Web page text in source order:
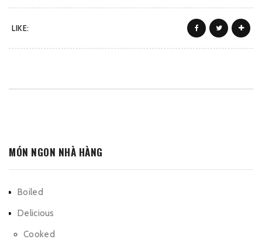
LIKE:
MÓN NGON NHÀ HÀNG
Boiled
Delicious
Cooked